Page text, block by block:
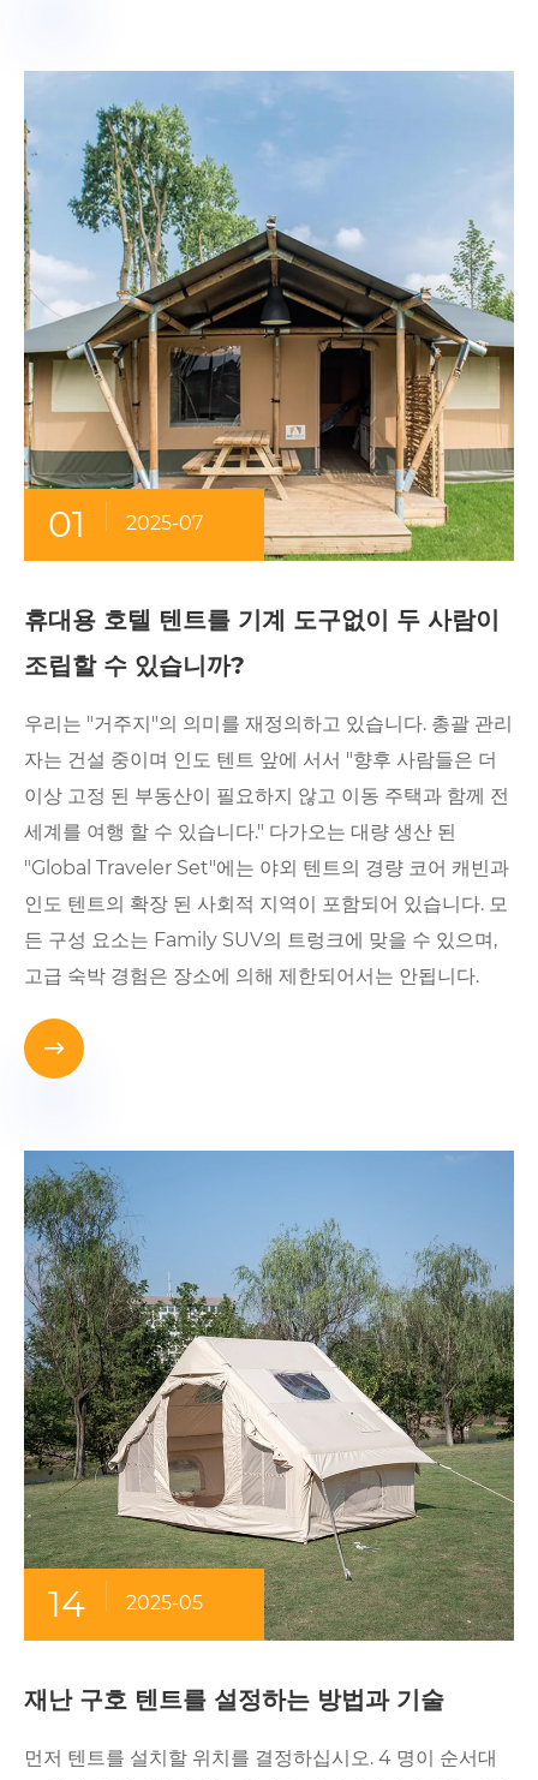
01 2025-07
휴대용 호텔 텐트를 기계 도구없이 두 사람이
조립할 수 있습니까?
우리는 "거주지"의 의미를 재정의하고 있습니다. 총괄 관리
자는 건설 중이며 인도 텐트 앞에 서서 "향후 사람들은 더
이상 고정 된 부동산이 필요하지 않고 이동 주택과 함께 전
세계를 여행 할 수 있습니다." 다가오는 대량 생산 된
"Global Traveler Set"에는 야외 텐트의 경량 코어 캐빈과
인도 텐트의 확장 된 사회적 지역이 포함되어 있습니다. 모
든 구성 요소는 Family SUV의 트렁크에 맞을 수 있으며,
고급 숙박 경험은 장소에 의해 제한되어서는 안됩니다.

14 2025-05
재난 구호 텐트를 설정하는 방법과 기술
먼저 텐트를 설치할 위치를 결정하십시오. 4 명이 순서대